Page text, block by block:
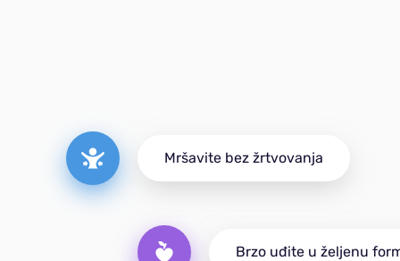
Mršavite bez žrtvovanja
Brzo uđite u željenu